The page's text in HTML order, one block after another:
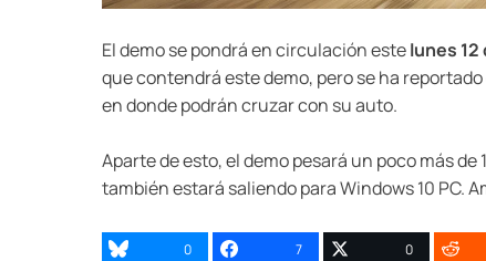
El demo se pondrá en circulación estelunes
que contendrá este demo, pero se ha
en donde podrán cruzar con su auto.
Aparte de esto, el demo pesará un poco más
también estará saliendo para Windows 10 PC.
0 7 0